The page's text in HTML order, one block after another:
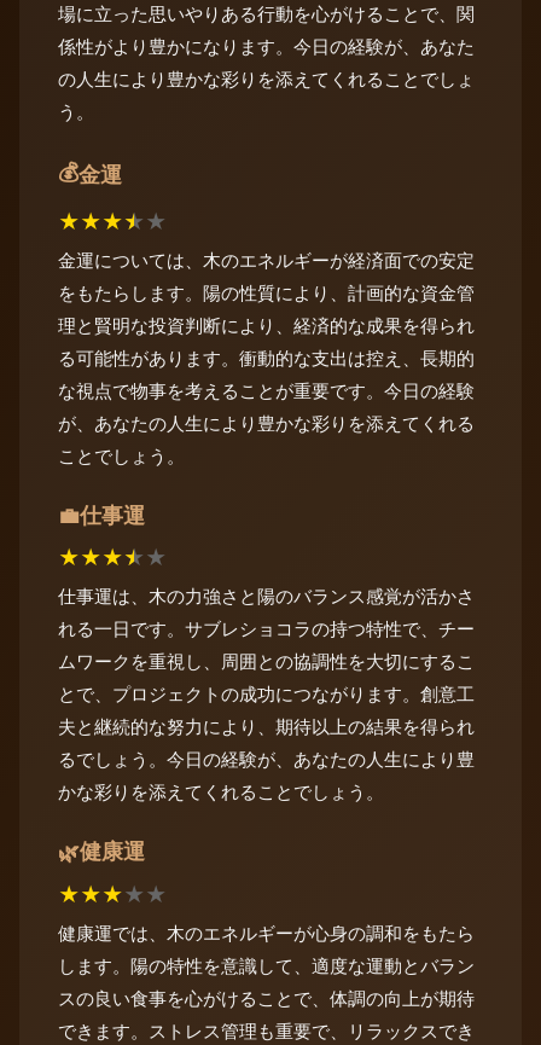
場に立った思いやりある行動を心がけることで、関
係性がより豊かになります。今日の経験が、あなた
の人生により豊かな彩りを添えてくれることでしょ
う。
💰金運
★★★★★
金運については、木のエネルギーが経済面での安定
をもたらします。陽の性質により、計画的な資金管
理と賢明な投資判断により、経済的な成果を得られ
る可能性があります。衝動的な支出は控え、長期的
な視点で物事を考えることが重要です。今日の経験
が、あなたの人生により豊かな彩りを添えてくれる
ことでしょう。
💼仕事運
★★★★★
仕事運は、木の力強さと陽のバランス感覚が活かさ
れる一日です。サブレショコラの持つ特性で、チー
ムワークを重視し、周囲との協調性を大切にするこ
とで、プロジェクトの成功につながります。創意工
夫と継続的な努力により、期待以上の結果を得られ
るでしょう。今日の経験が、あなたの人生により豊
かな彩りを添えてくれることでしょう。
🌿健康運
★★★★★
健康運では、木のエネルギーが心身の調和をもたら
します。陽の特性を意識して、適度な運動とバラン
スの良い食事を心がけることで、体調の向上が期待
できます。ストレス管理も重要で、リラックスでき